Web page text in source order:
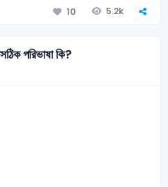
10 5.2k
পরিভাষা কি?